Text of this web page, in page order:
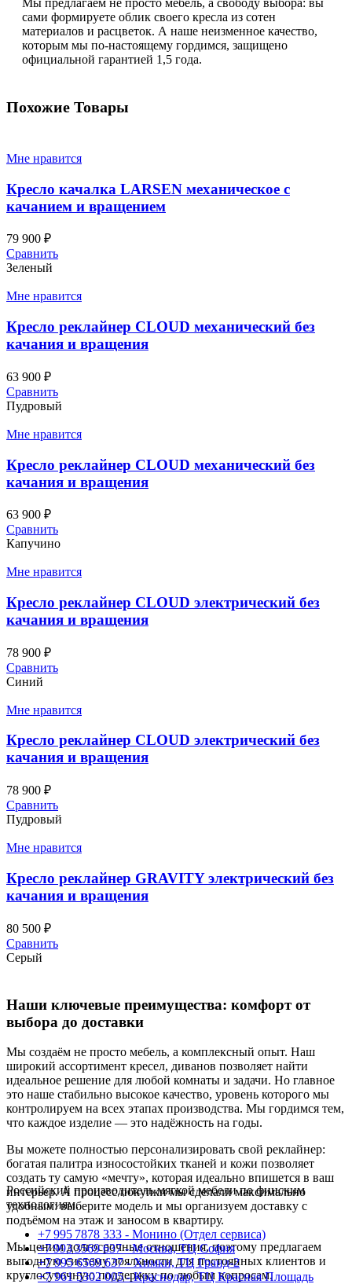
Мы предлагаем не просто мебель, а свободу выбора: вы
сами формируете облик своего кресла из сотен
материалов и расцветок. А наше неизменное качество,
которым мы по-настоящему гордимся, защищено
официальной гарантией 1,5 года.
Похожие Товары
Мне нравится
Кресло качалка LARSEN механическое с
качанием и вращением
79 900 ₽
Сравнить
Зеленый
Мне нравится
Кресло реклайнер CLOUD механический без
качания и вращения
63 900 ₽
Сравнить
Пудровый
Мне нравится
Кресло реклайнер CLOUD механический без
качания и вращения
63 900 ₽
Сравнить
Капучино
Мне нравится
Кресло реклайнер CLOUD электрический без
качания и вращения
78 900 ₽
Сравнить
Синий
Мне нравится
Кресло реклайнер CLOUD электрический без
качания и вращения
78 900 ₽
Сравнить
Пудровый
Мне нравится
Кресло реклайнер GRAVITY электрический без
качания и вращения
80 500 ₽
Сравнить
Серый
Наши ключевые преимущества: комфорт от
выбора до доставки
Мы создаём не просто мебель, а комплексный опыт. Наш
широкий ассортимент кресел, диванов позволяет найти
идеальное решение для любой комнаты и задачи. Но главное
это наше стабильно высокое качество, уровень которого мы
контролируем на всех этапах производства. Мы гордимся тем,
что каждое изделие — это надёжность на годы.
Вы можете полностью персонализировать свой реклайнер:
богатая палитра износостойких тканей и кожи позволяет
создать ту самую «мечту», которая идеально впишется в ваш
интерьер. А процесс покупки мы сделали максимально
удобным: выберите модель и мы организуем доставку с
подъёмом на этаж и заносом в квартиру.
Мы ценим долгосрочные отношения, поэтому предлагаем
выгодную систему лояльности для постоянных клиентов и
круглосуточную поддержку по любым вопросам.
Российский производитель мягкой мебели по финским
технологиям.
+7 995 7878 333 - Монино (Отдел сервиса)
+7 993 3569 637 - Москва, ТЦ София
+7 995 6569 637 - Химки, ТЦ Гранд-2
+7 961 5302 005 - Краснодар, ТЦ Красная Площадь